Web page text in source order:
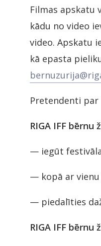
Filmas apskatu
kādu no video
video. Apskatu
kā epasta
Pretendenti
RIGA IFF
— iegūt
— kopā ar vienu
— piedalīties
RIGA IFF